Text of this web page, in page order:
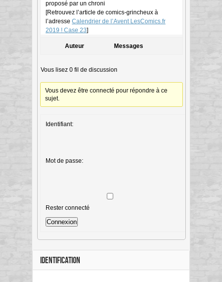
proposé par un chroni
[Retrouvez l’article de comics-grincheux à
l’adresse Calendrier de l’Avent LesComics.fr
2019 ! Case 23]
Auteur Messages
Vous lisez 0 fil de discussion
Vous devez être connecté pour répondre à ce
sujet.
Identifiant:
Mot de passe:
Rester connecté
Connexion
IDENTIFICATION